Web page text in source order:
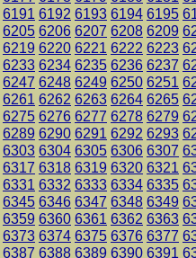
6191 6192 6193 6194 6195
6205 6206 6207 6208 6209
6219 6220 6221 6222 6223
6233 6234 6235 6236 6237
6247 6248 6249 6250 6251
6261 6262 6263 6264 6265
6275 6276 6277 6278 6279
6289 6290 6291 6292 6293
6303 6304 6305 6306 6307
6317 6318 6319 6320 6321
6331 6332 6333 6334 6335
6345 6346 6347 6348 6349
6359 6360 6361 6362 6363
6373 6374 6375 6376 6377
6387 6388 6389 6390 6391